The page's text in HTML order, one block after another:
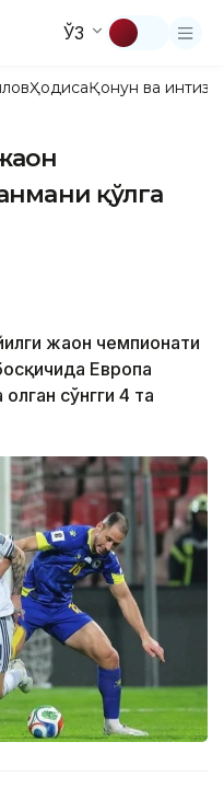
ЎЗ
ҲодисаҚонун ва
қўлга
жаҳон чемпионати
Европа
сўнгги 4 та